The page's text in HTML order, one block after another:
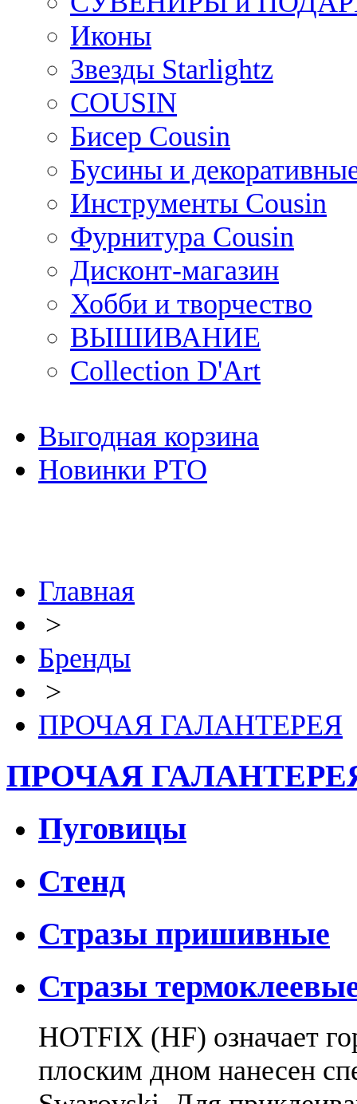
Иконы
Звезды Starlightz
COUSIN
Бисер Cousin
Бусины и
Инструменты Cousin
Фурнитура Cousin
Дисконт-магазин
Хобби и творчество
ВЫШИВАНИЕ
Collection D'Art
Выгодная корзина
Новинки РТО
Главная
>
Бренды
>
ПРОЧАЯ ГАЛАНТЕРЕЯ
ПРОЧАЯ
Пуговицы
Стенд
Стразы пришивные
Стразы
HOTFIX (HF) означает
плоским дном нанесен